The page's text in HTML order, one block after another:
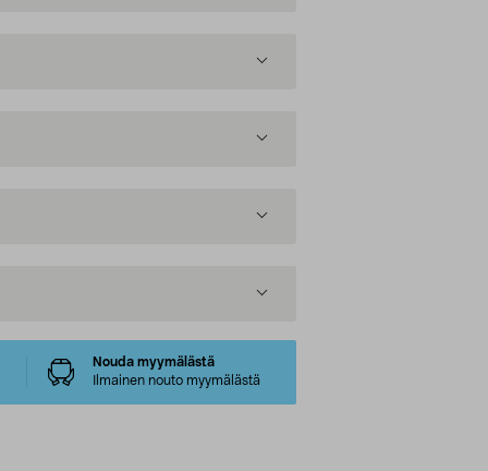
Nouda myymälästä
Ilmainen nouto myymälästä